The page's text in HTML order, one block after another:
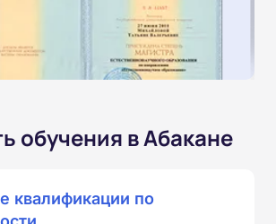
обучения в Абакане
квалификации по